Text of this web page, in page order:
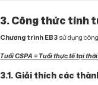
3. Công thức tính
Chương trình EB3 sử dụng
Tuổi CSPA = Tuổi thực tế tại
3.1. Giải thích các